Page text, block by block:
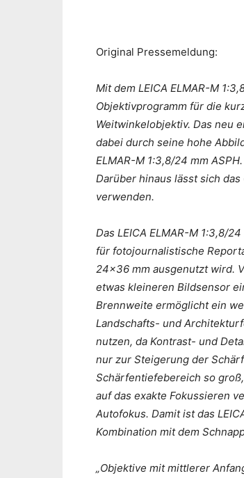
Original Pressemeldung:
Mit dem LEICA ELMAR-M
Objektivprogramm für die
Weitwinkelobjektiv. Das neu
dabei durch seine hohe
ELMAR-M 1:3,8/24 mm
Darüber hinaus lässt sich
verwenden.
Das LEICA ELMAR-M 1:3,8/
für fotojournalistische
24×36 mm ausgenutzt wird.
etwas kleineren Bildsensor
Brennweite ermöglicht ein
Landschafts- und
nutzen, da Kontrast- und
nur zur Steigerung der
Schärfentiefebereich so
auf das exakte Fokussieren
Autofokus. Damit ist das
Kombination mit dem
„Objektive mit mittlerer